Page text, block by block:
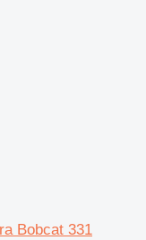
Bobcat 331